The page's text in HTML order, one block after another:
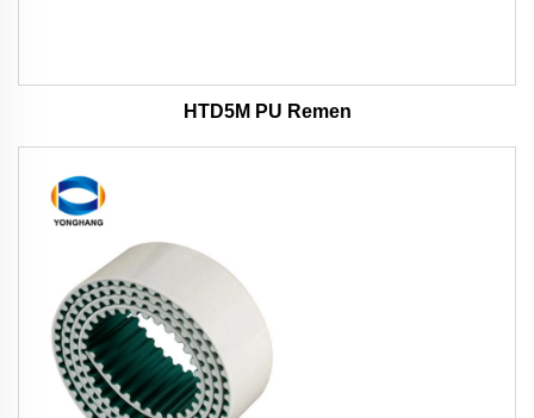
HTD5M PU Remen